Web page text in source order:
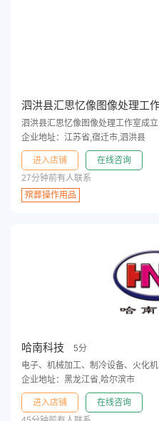
泗洪县汇思忆像图像处理工
泗洪县汇思忆像图像处理工作室成
企业地址：江苏省,宿迁市,泗洪县
进入店铺
在线咨询
27分钟前有人联系
殡葬操作用品
哈南科技
5分
电子、机械加工、制冷设备、火化
企业地址：黑龙江省,哈尔滨市
进入店铺
在线咨询